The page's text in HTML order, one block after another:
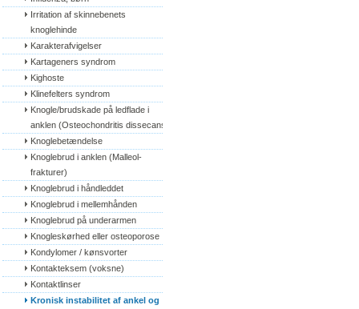
Irritation af skinnebenets
knoglehinde
Karakterafvigelser
Kartageners syndrom
Kighoste
Klinefelters syndrom
Knogle/brudskade på ledflade i
anklen (Osteochondritis dissecans)
Knoglebetændelse
Knoglebrud i anklen (Malleol-
frakturer)
Knoglebrud i håndleddet
Knoglebrud i mellemhånden
Knoglebrud på underarmen
Knogleskørhed eller osteoporose
Kondylomer / kønsvorter
Kontakteksem (voksne)
Kontaktlinser
Kronisk instabilitet af ankel og